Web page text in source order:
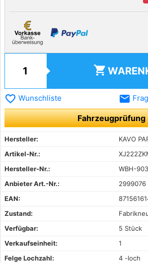
shopping_cart
favorite_border Wunschliste email
Fahrzeugprüfung
Hersteller:
KAVO
Artikel-Nr.:
Hersteller-Nr.:
WBH-
Anbieter Art.-Nr.:
2999076
EAN:
Zustand:
Verfügbar:
5 Stück
Verkaufseinheit:
1
Felge Lochzahl:
4 -loch